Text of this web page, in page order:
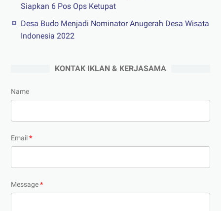
Siapkan 6 Pos Ops Ketupat
Desa Budo Menjadi Nominator Anugerah Desa Wisata
Indonesia 2022
KONTAK IKLAN & KERJASAMA
Name
Email *
Message*